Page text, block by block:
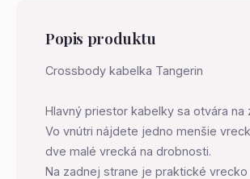
Popis produktu
Crossbody kabelka Tangerin
Hlavný priestor kabelky sa otvára na
Vo vnútri nájdete jedno menšie
dve malé vrecká na drobnosti.
Na zadnej strane je praktické vrecko